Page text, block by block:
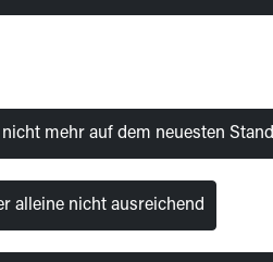
mehr auf dem neuesten Stand
alleine nicht ausreichend